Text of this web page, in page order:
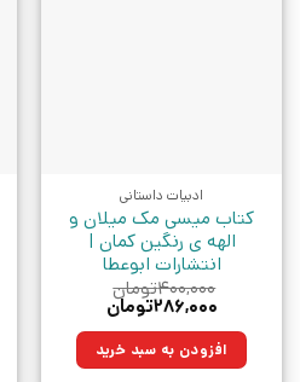
ادبیات داستانی
کتاب میسی مک میلان و
الهه ی رنگین کمان |
انتشارات ابوعطا
۴۰۰,۰۰۰تومان
قیمت
۴۰۰,۰۰۰تومان
بود.
۲۸۶,۰۰۰تومان
۲۸۶,۰۰۰تومان.افزودن به سبد خرید